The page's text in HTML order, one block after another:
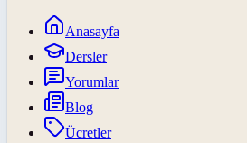
Anasayfa
Dersler
Yorumlar
Blog
Ücretler